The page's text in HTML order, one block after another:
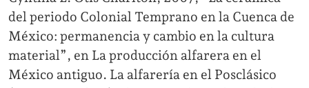
del periodo Colonial Temprano en la Cuenca de
México: permanencia y cambio en la cultura
material”, en La producción alfarera en el
México antiguo. La alfarería en el Posclásico